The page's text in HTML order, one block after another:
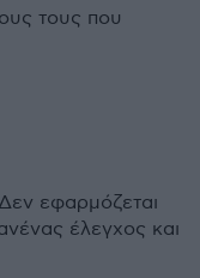
τους που
εφαρμόζεται
έλεγχος και